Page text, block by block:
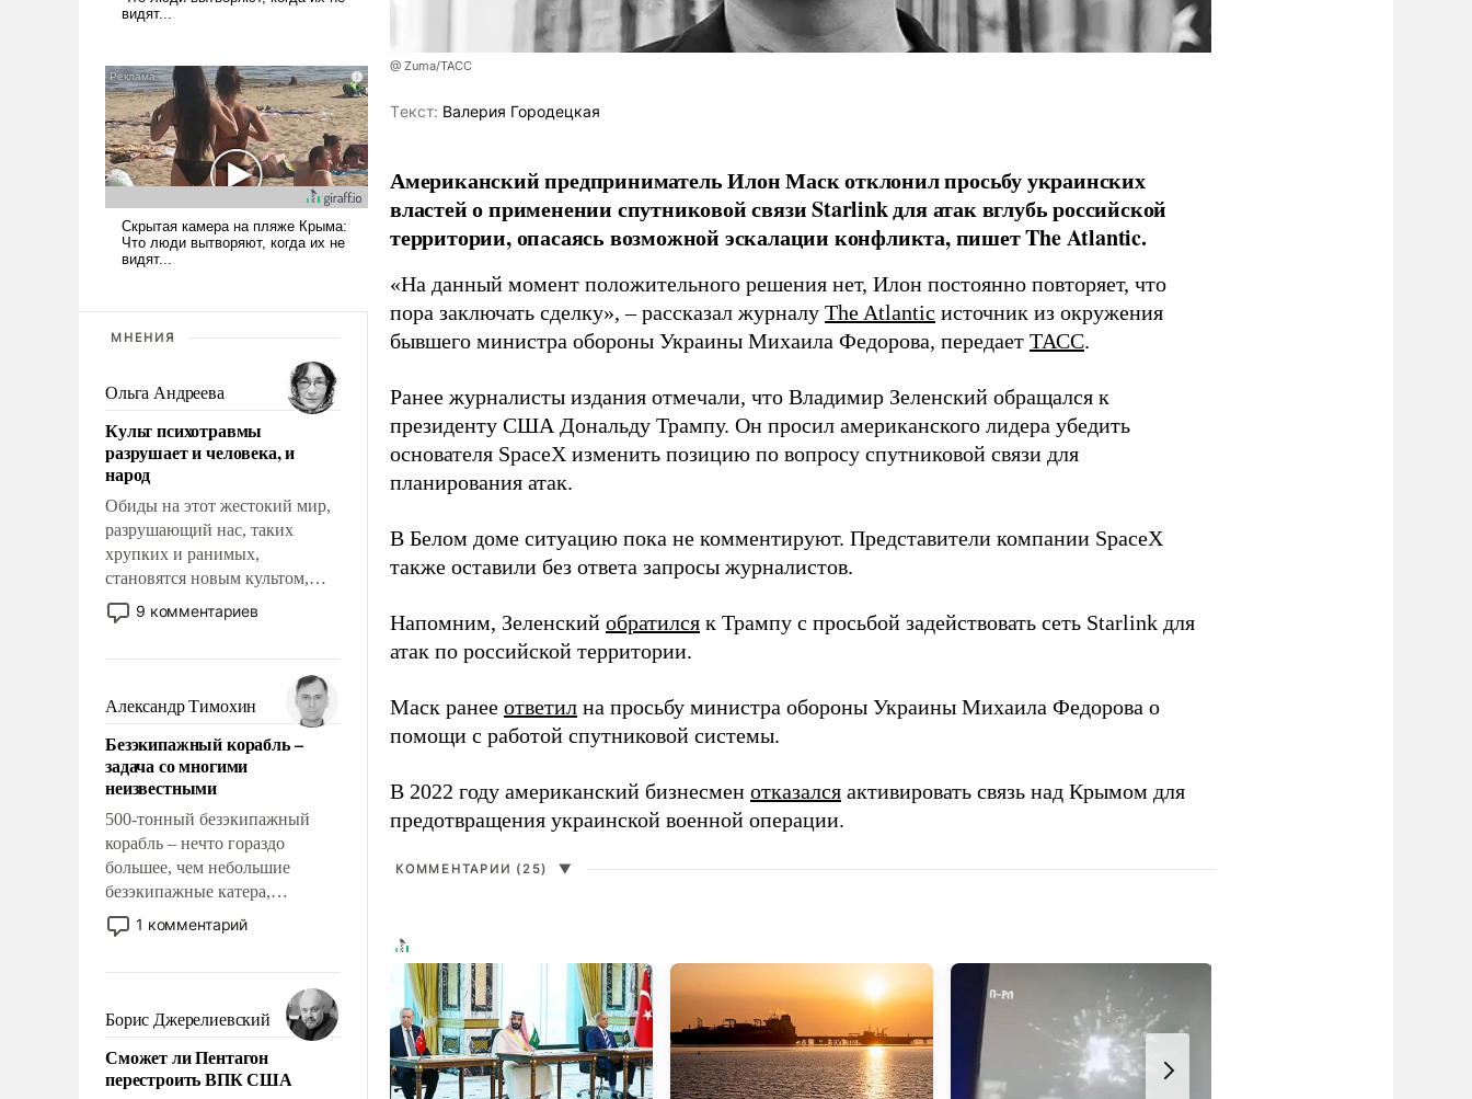
МНЕНИЯ
Ольга Андреева
Культ психотравмы
разрушает и человека, и
народ
Обиды на этот жестокий мир,
разрушающий нас, таких
хрупких и ранимых,
становятся новым культом,
постепенно вытесняя и
отменяя традиционное
мужественным и твердым под
ударами судьбы, брать на себя
ответственность, помогать
слабым, идти вперед и
адаптироваться.
9 комментариев
Александр Тимохин
Безэкипажный корабль –
задача со многими
неизвестными
500-тонный безэкипажный
корабль – нечто гораздо
большее, чем небольшие
безэкипажные катера,
применение которых уже
стало обыденностью. Задача по
сложна и амбициозна. Однако
и ее реализация радикально
поднимет наши боевые
возможности.
1 комментарий
Борис Джерелиевский
Сможет ли Пентагон
перестроить ВПК США
@ Zuma/ТАСС
Tекст: Валерия Городецкая
Американский предприниматель Илон Маск отклонил просьбу украинских
властей о применении спутниковой связи Starlink для атак вглубь российской
территории, опасаясь возможной эскалации конфликта, пишет The Atlantic.
«На данный момент положительного решения нет, Илон постоянно повторяет, что
пора заключать сделку», – рассказал журналу The Atlantic источник из окружения
бывшего министра обороны Украины Михаила Федорова, передает ТАСС.
Ранее журналисты издания отмечали, что Владимир Зеленский обращался к
президенту США Дональду Трампу. Он просил американского лидера убедить
основателя SpaceX изменить позицию по вопросу спутниковой связи для
планирования атак.
В Белом доме ситуацию пока не комментируют. Представители компании SpaceX
также оставили без ответа запросы журналистов.
Напомним, Зеленский обратился к Трампу с просьбой задействовать сеть Starlink для
атак по российской территории.
Маск ранее ответил на просьбу министра обороны Украины Михаила Федорова о
помощи с работой спутниковой системы.
В 2022 году американский бизнесмен отказался активировать связь над Крымом для
предотвращения украинской военной операции.
КОММЕНТАРИИ (25) ▼